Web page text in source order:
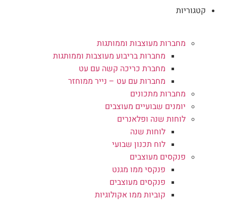
קטגוריות
מחברות מעוצבות וממותגות
מחברות בריבוע מעוצבות וממותגות
מחברת כריכה קשה עם עט
מחברות עם עט – נייר ממוחזר
מחברות מתכונים
יומנים שבועיים מעוצבים
לוחות שנה ופלאנרים
לוחות שנה
לוח תכנון שבועי
פנקסים מעוצבים
פנקסי ממו מגנט
פנקסים מעוצבים
קוביות ממו אקולוגיות